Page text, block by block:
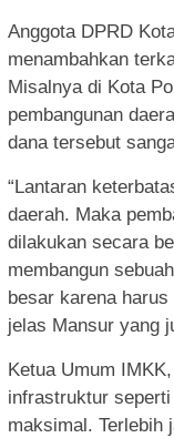
Anggota DPRD
menambahkan
Misalnya di Kota
pembangunan
dana tersebut
“Lantaran
daerah. Maka
dilakukan secara
membangun
besar karena
jelas Mansur yang
Ketua Umum
infrastruktur
maksimal. Terlebih